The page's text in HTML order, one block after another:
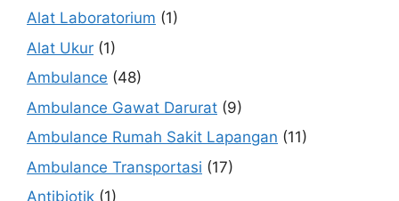
Alat Laboratorium (1)
Alat Ukur (1)
Ambulance (48)
Ambulance Gawat Darurat (9)
Ambulance Rumah Sakit Lapangan (11)
Ambulance Transportasi (17)
Antibiotik (1)